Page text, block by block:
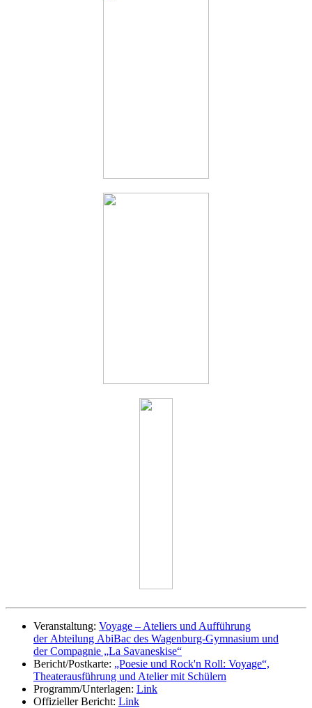
Veranstaltung: Voyage – Ateliers und Aufführung
der Abteilung AbiBac des Wagenburg-Gymnasium und
der Compagnie „La Savaneskise“
Bericht/Postkarte: „Poesie und Rock'n Roll: Voyage“,
Theaterausführung und Atelier mit Schülern
Programm/Unterlagen: Link
Offizieller Bericht: Link